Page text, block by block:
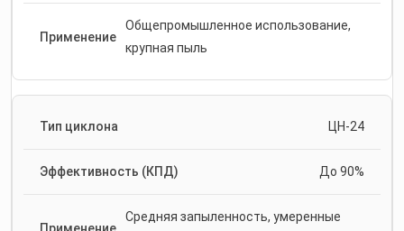
Общепромышленное использование,
крупная пыль
ЦН-24
До 90%
Средняя запыленность, умеренные